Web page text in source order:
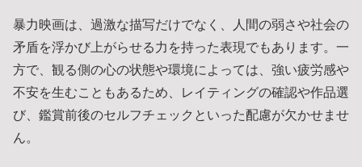
暴力映画は、過激な描写だけでなく、人間の弱さや社会の
矛盾を浮かび上がらせる力を持った表現でもあります。一
方で、観る側の心の状態や環境によっては、強い疲労感や
不安を生むこともあるため、レイティングの確認や作品選
び、鑑賞前後のセルフチェックといった配慮が欠かせませ
ん。